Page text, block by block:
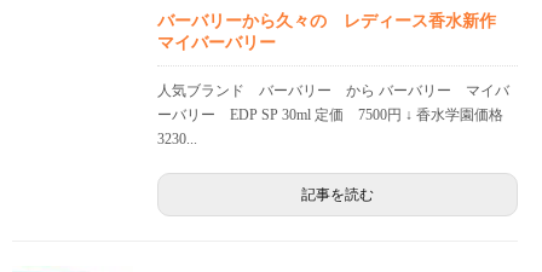
バーバリーから久々の レディース香水新作
マイバーバリー
人気ブランド バーバリー から バーバリー マイバ
ーバリー EDP SP 30ml 定価 7500円 ↓ 香水学園価格
3230...
記事を読む